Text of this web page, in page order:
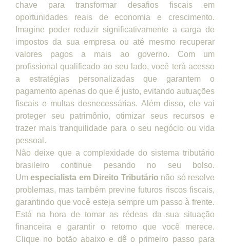
chave para transformar desafios fiscais em
oportunidades reais de economia e crescimento.
Imagine poder reduzir significativamente a carga de
impostos da sua empresa ou até mesmo recuperar
valores pagos a mais ao governo. Com um
profissional qualificado ao seu lado, você terá acesso
a estratégias personalizadas que garantem o
pagamento apenas do que é justo, evitando autuações
fiscais e multas desnecessárias. Além disso, ele vai
proteger seu patrimônio, otimizar seus recursos e
trazer mais tranquilidade para o seu negócio ou vida
pessoal.
Não deixe que a complexidade do sistema tributário
brasileiro continue pesando no seu bolso.
Umespecialista em Direito Tributário não só resolve
problemas, mas também previne futuros riscos fiscais,
garantindo que você esteja sempre um passo à frente.
Está na hora de tomar as rédeas da sua situação
financeira e garantir o retorno que você merece.
Clique no botão abaixo e dê o primeiro passo para